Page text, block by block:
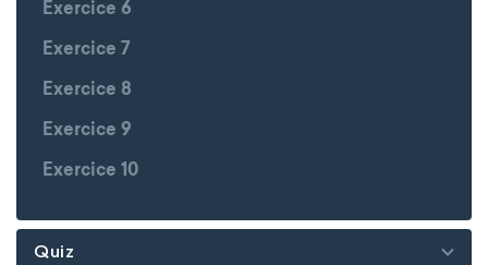
Exercice 6
Exercice 7
Exercice 8
Exercice 9
Exercice 10
Quiz